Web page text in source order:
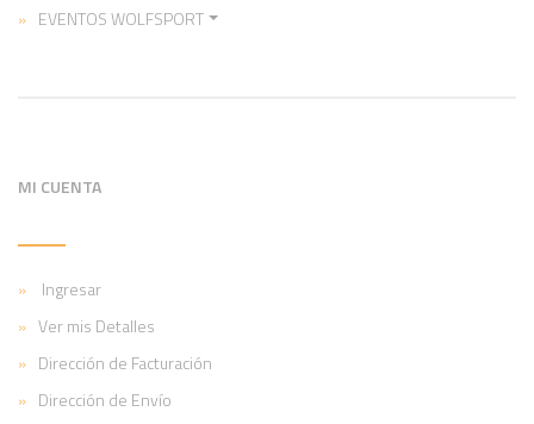
EVENTOS WOLFSPORT
MI CUENTA
Ingresar
Ver mis Detalles
Dirección de Facturación
Dirección de Envío